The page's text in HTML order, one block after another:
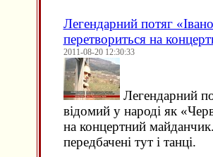
Легендарний потяг
перетвориться на
2011-08-20 12:30:33
Легендарний
відомий у народі як
на концертний
передбачені тут і танці.